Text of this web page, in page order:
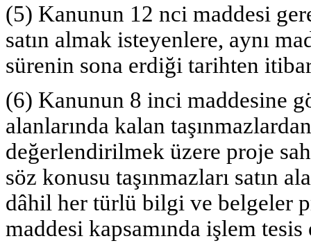
(5) Kanunun 12 nci maddesi
satın almak isteyenlere, aynı
sürenin sona erdiği tarihten
(6) Kanunun 8 inci maddesine
alanlarında kalan
değerlendirilmek üzere proje
söz konusu taşınmazları satın
dâhil her türlü bilgi ve belgeler
maddesi kapsamında işlem